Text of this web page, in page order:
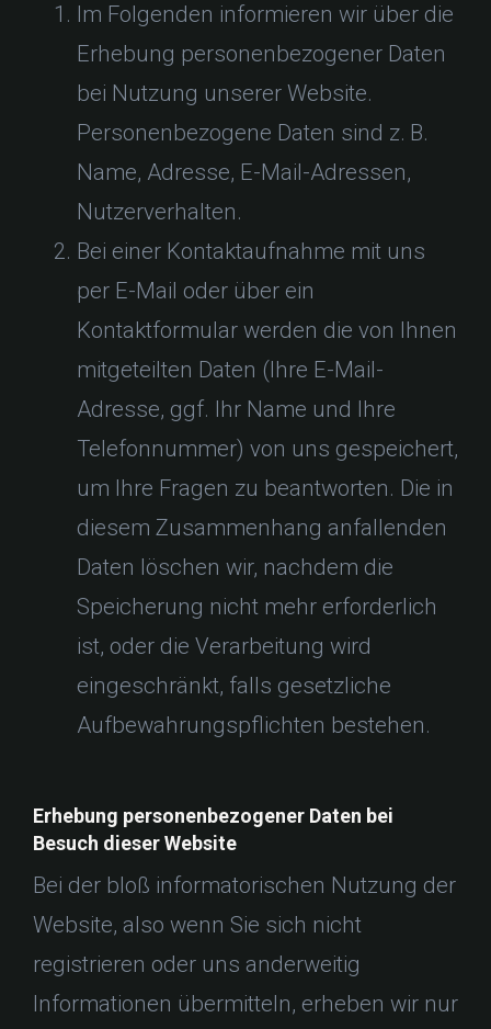
Im Folgenden informieren wir über die
Erhebung personenbezogener Daten
bei Nutzung unserer Website.
Personenbezogene Daten sind z. B.
Name, Adresse, E-Mail-Adressen,
Nutzerverhalten.
Bei einer Kontaktaufnahme mit uns
per E-Mail oder über ein
Kontaktformular werden die von Ihnen
mitgeteilten Daten (Ihre E-Mail-
Adresse, ggf. Ihr Name und Ihre
Telefonnummer) von uns gespeichert,
um Ihre Fragen zu beantworten. Die in
diesem Zusammenhang anfallenden
Daten löschen wir, nachdem die
Speicherung nicht mehr erforderlich
ist, oder die Verarbeitung wird
eingeschränkt, falls gesetzliche
Aufbewahrungspflichten bestehen.
Erhebung personenbezogener Daten bei
Besuch dieser Website
Bei der bloß informatorischen Nutzung der
Website, also wenn Sie sich nicht
registrieren oder uns anderweitig
Informationen übermitteln, erheben wir nur